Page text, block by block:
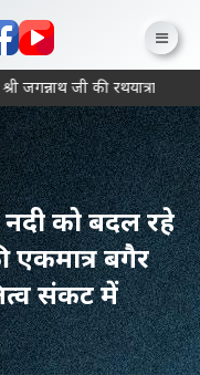
जी की रथयात्रा के साथ
को बदल रहे
एकमात्र बगैर
संकट में